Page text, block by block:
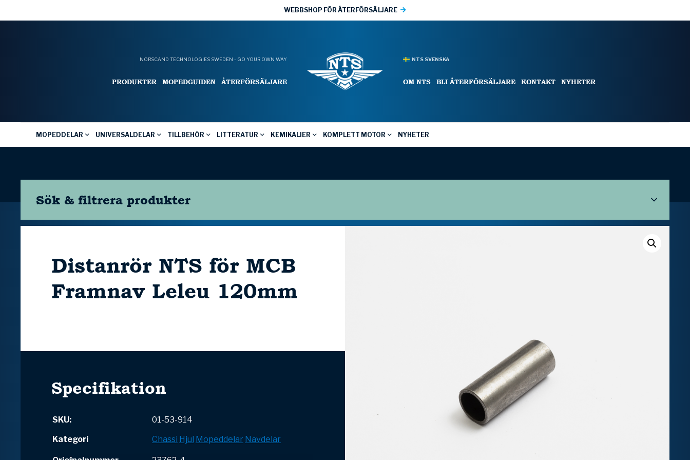
WEBBSHOP FÖR ÅTERFÖRSÄLJARE
NORSCAND TECHNOLOGIES SWEDEN - GO YOUR OWN WAY
PRODUKTER MOPEDGUIDEN ÅTERFÖRSÄLJARE
NTS SVENSKA
OM NTS BLI ÅTERFÖRSÄLJARE KONTAKT NYHETER
MOPEDDELAR UNIVERSALDELAR TILLBEHÖR LITTERATUR KEMIKALIER KOMPLETT MOTOR NYHETER
Sök & filtrera produkter
Distanrör NTS för MCB
Framnav Leleu 120mm
Specifikation
SKU:
01-53-914
Kategori
Chassi Hjul Mopeddelar Navdelar